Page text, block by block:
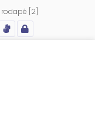
[2]
site no site
acessibilidade do site
página sobre NVDA - Leitor de Tela
Acessar página sobre VLibras - Tradutor de
Acessar Intranet